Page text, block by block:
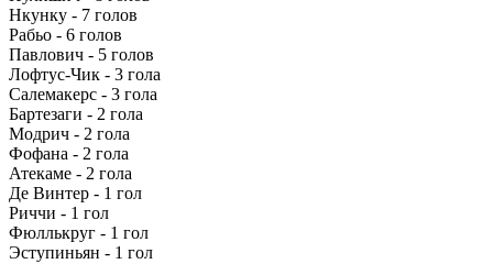
Нкунку - 7 голов
Рабьо - 6 голов
Павлович - 5 голов
Лофтус-Чик - 3 гола
Салемакерс - 3 гола
Бартезаги - 2 гола
Модрич - 2 гола
Фофана - 2 гола
Атекаме - 2 гола
Де Винтер - 1 гол
Риччи - 1 гол
Фюллькруг - 1 гол
Эступиньян - 1 гол